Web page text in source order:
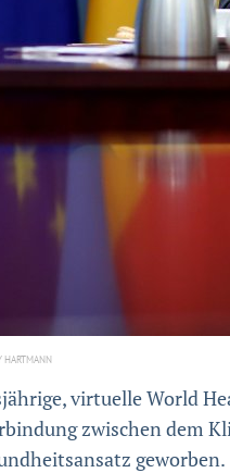
HARTMANN
virtuelle World
zwischen dem
geworben.